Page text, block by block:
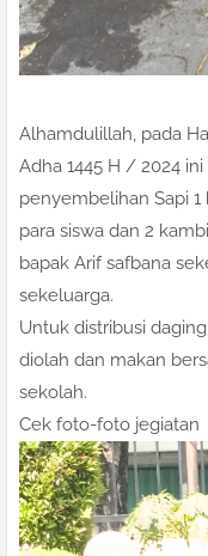
Alhamdulillah, pada
Adha 1445 H / 2024
penyembelihan Sapi
para siswa dan 2
bapak Arif safbana
sekeluarga.
Untuk distribusi
diolah dan makan
sekolah.
Cek foto-foto jegiatan